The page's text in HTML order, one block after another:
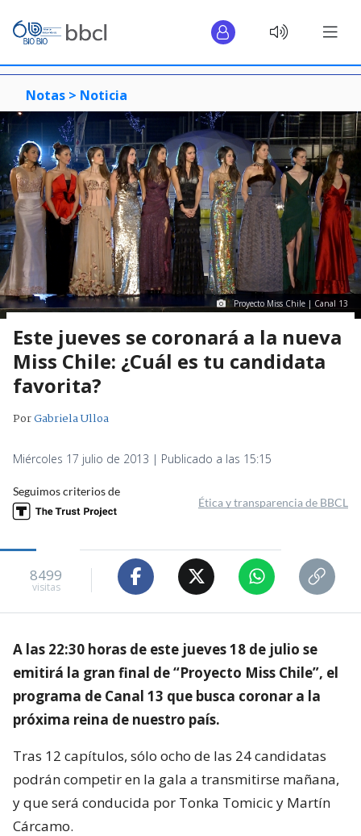
Notas > Noticia
Proyecto Miss Chile | Canal 13
Este jueves se coronará a la nueva
Miss Chile: ¿Cuál es tu candidata
favorita?
PorGabriela Ulloa
Miércoles 17 julio de 2013 | Publicado a las 15:15
Seguimos criterios de
Ética y transparencia de BBCL
8499
visitas
A las 22:30 horas de este jueves 18 de julio se
emitirá la gran final de “Proyecto Miss Chile”, el
programa de Canal 13 que busca coronar a la
próxima reina de nuestro país.
Tras 12 capítulos, sólo ocho de las 24 candidatas
podrán competir en la gala a transmitirse mañana,
y que será conducida por Tonka Tomicic y Martín
Cárcamo.